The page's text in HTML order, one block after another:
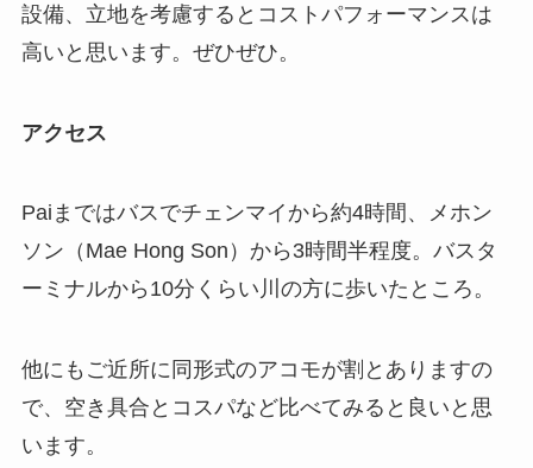
設備、立地を考慮するとコストパフォーマンスは
高いと思います。ぜひぜひ。
アクセス
Paiまではバスでチェンマイから約4時間、メホン
ソン（Mae Hong Son）から3時間半程度。バスタ
ーミナルから10分くらい川の方に歩いたところ。
他にもご近所に同形式のアコモが割とありますの
で、空き具合とコスパなど比べてみると良いと思
います。